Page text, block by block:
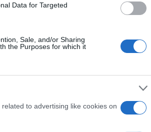
Data for Targeted
Sale, and/or Sharing
the Purposes for which it
to advertising like cookies on
nastavitev zavor in prestav,
rezervni del, vam ga lahko
kolesa, da bodo vaše
izognemo prometni gneči,
pobude.